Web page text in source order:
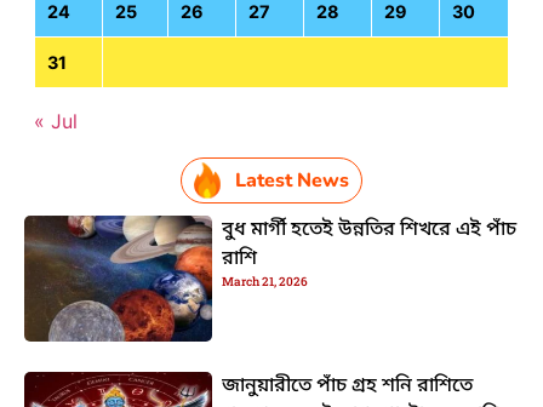
24 25 26 27 28 29 30
31
« Jul
Latest News
বুধ মার্গী হতেই উন্নতির শিখরে এই পাঁচ
রাশি
March 21, 2026
জানুয়ারীতে পাঁচ গ্রহ শনি রাশিতে